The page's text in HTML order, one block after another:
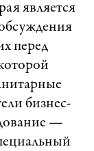
является
перед
бизнес-
—